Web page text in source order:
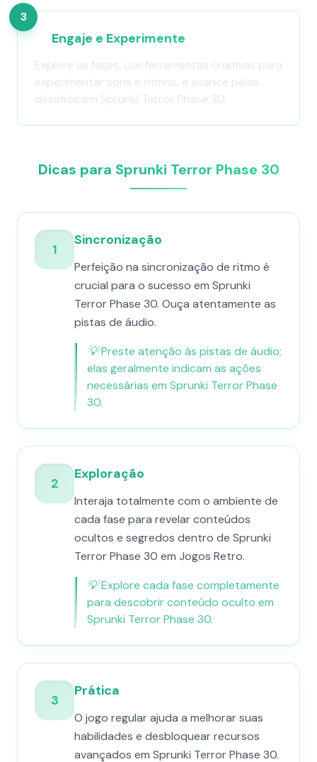
3
Engaje e Experimente
Explore as fases, use ferramentas criativas para
experimentar sons e ritmos, e avance pelos
desafios em Sprunki Terror Phase 30.
Dicas para Sprunki Terror Phase 30
1
Sincronização
Perfeição na sincronização de ritmo é
crucial para o sucesso em Sprunki
Terror Phase 30. Ouça atentamente as
pistas de áudio.
💡Preste atenção às pistas de áudio;
elas geralmente indicam as ações
necessárias em Sprunki Terror Phase
30.
2
Exploração
Interaja totalmente com o ambiente de
cada fase para revelar conteúdos
ocultos e segredos dentro de Sprunki
Terror Phase 30 em Jogos Retro.
💡Explore cada fase completamente
para descobrir conteúdo oculto em
Sprunki Terror Phase 30.
3
Prática
O jogo regular ajuda a melhorar suas
habilidades e desbloquear recursos
avançados em Sprunki Terror Phase 30.